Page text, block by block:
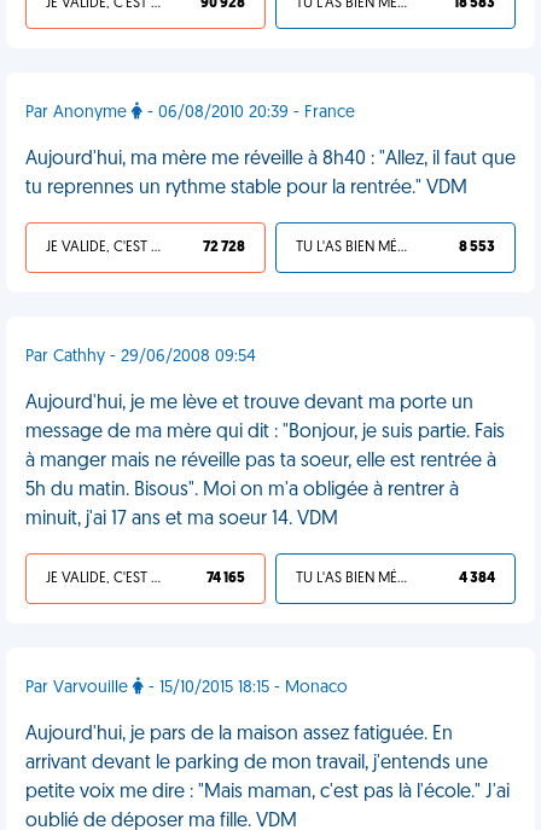
JE VALIDE, C'EST UNE VDM 90 928 TU L'AS BIEN MÉRITÉ 18 583
Par Anonyme - 06/08/2010 20:39 - France
Aujourd'hui, ma mère me réveille à 8h40 : "Allez, il faut que
tu reprennes un rythme stable pour la rentrée." VDM
JE VALIDE, C'EST UNE VDM 72 728 TU L'AS BIEN MÉRITÉ 8 553
Par Cathhy - 29/06/2008 09:54
Aujourd'hui, je me lève et trouve devant ma porte un
message de ma mère qui dit : "Bonjour, je suis partie. Fais
à manger mais ne réveille pas ta soeur, elle est rentrée à
5h du matin. Bisous". Moi on m'a obligée à rentrer à
minuit, j'ai 17 ans et ma soeur 14. VDM
JE VALIDE, C'EST UNE VDM 74 165 TU L'AS BIEN MÉRITÉ 4 384
Par Varvouille - 15/10/2015 18:15 - Monaco
Aujourd'hui, je pars de la maison assez fatiguée. En
arrivant devant le parking de mon travail, j'entends une
petite voix me dire : "Mais maman, c'est pas là l'école." J'ai
oublié de déposer ma fille. VDM